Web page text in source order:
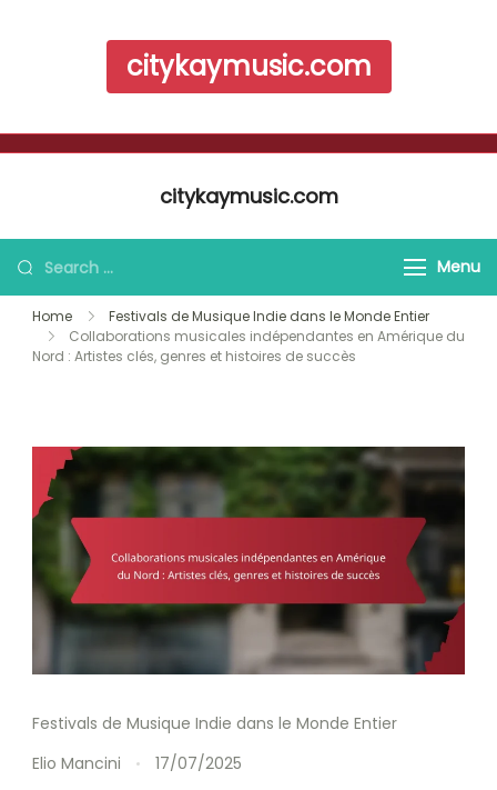
citykaymusic.com
citykaymusic.com
Search for: Menu
Home
Festivals de Musique Indie dans le Monde Entier
Collaborations musicales indépendantes en Amérique du
Nord : Artistes clés, genres et histoires de succès
Festivals de Musique Indie dans le Monde Entier
Elio Mancini
17/07/2025